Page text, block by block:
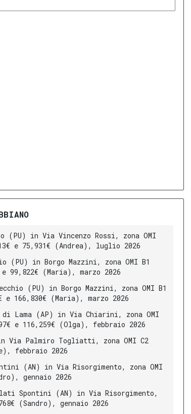
(PU) in Via Vincenzo Rossi, zona OMI
e 75,931€ (Andrea), luglio 2026
(PU) in Borgo Mazzini, zona OMI B1
99,822€ (Maria), marzo 2026
(PU) in Borgo Mazzini, zona OMI B1
166,830€ (Maria), marzo 2026
Lama (AP) in Via Chiarini, zona OMI
e 116,259€ (Olga), febbraio 2026
Via Palmiro Togliatti, zona OMI C2
febbraio 2026
(AN) in Via Risorgimento, zona OMI
gennaio 2026
Spontini (AN) in Via Risorgimento,
(Sandro), gennaio 2026